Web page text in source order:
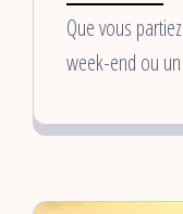
Que vous
week-end ou